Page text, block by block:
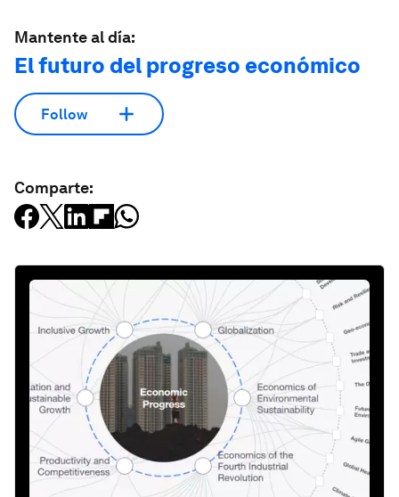
Mantente al día:
El futuro del progreso económico
Follow
Comparte: